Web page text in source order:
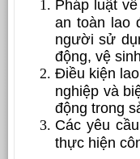
Pháp luật
an toàn lao
người sử
động, vệ
Điều kiện
nghiệp và
động trong
Các yêu
thực hiện